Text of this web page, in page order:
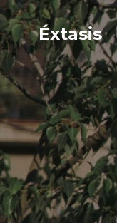
Éxtasis